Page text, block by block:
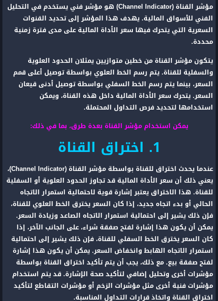
مؤشر القناة (Channel Indicator) هو مؤشر فني يستخدم في التحليل
الفني للأسواق المالية. يهدف هذا المؤشر إلى تحديد القنوات
السعرية التي يتحرك فيها سعر الأداة المالية على مدى فترة زمنية
محددة.
يتكون مؤشر القناة من خطين متوازيين يمثلان الحدود العلوية
والسفلية للقناة. يتم رسم الخط العلوي بواسطة توصيل أعلى قمم
السعر، بينما يتم رسم الخط السفلي بواسطة توصيل أدنى قيعان
السعر. يتحرك سعر الأداة المالية داخل هذه القناة، ويمكن
استخدامها لتحديد فرص التداول المحتملة.
يمكن استخدام مؤشر القناة بعدة طرق، بما في ذلك:
1. اختراق القناة
عندما يحدث اختراق للقناة بواسطة مؤشر القناة (Channel Indicator)،
يعني ذلك أن سعر الأداة المالية قد تجاوز الحدود العلوية أو السفلية
للقناة. هذا الاختراق يعتبر إشارة قوية لاحتمالية استمرار الاتجاه
الحالي أو بدء اتجاه جديد، إذا كان السعر يخترق الخط العلوي للقناة،
فإن ذلك يشير إلى احتمالية استمرار الاتجاه الصاعد وزيادة السعر.
يمكن أن يكون هذا إشارة لفتح صفقة شراء، على الجانب الآخر، إذا
كان السعر يخترق الخط السفلي للقناة، فإن ذلك يشير إلى احتمالية
استمرار الاتجاه الهابط وانخفاض السعر. يمكن أن يكون هذا إشارة
لفتح صفقة بيع. مع ذلك، يجب أن يتم تأكيد اختراق القناة بواسطة
مؤشرات أخرى وتحليل إضافي لتأكيد صحة الإشارة. قد يتم استخدام
مؤشرات فنية أخرى مثل مؤشرات الزخم أو مؤشرات التقاطع لتأكيد
اختراق القناة واتخاذ قرارات التداول المناسبة.